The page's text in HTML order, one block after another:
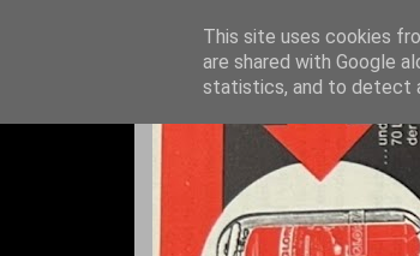
This site uses cookies
are shared with Google
statistics, and to detect